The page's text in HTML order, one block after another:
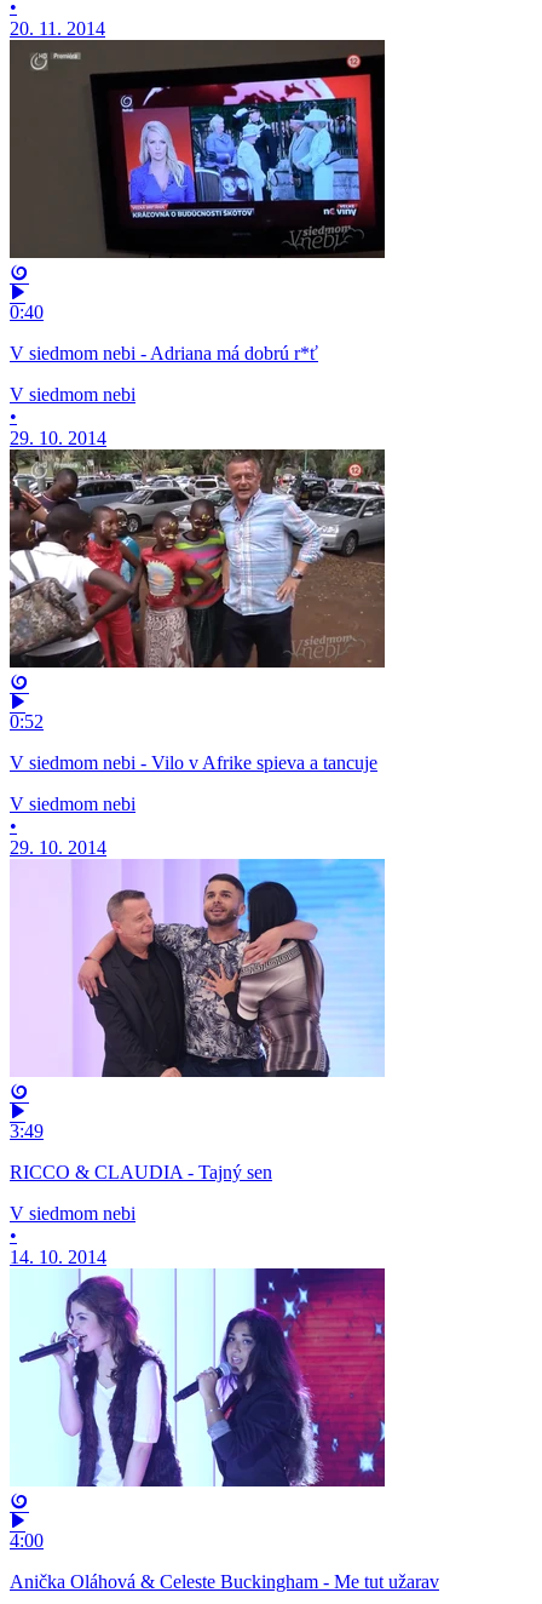
•
20. 11. 2014
0:40
V siedmom nebi - Adriana má dobrú r*ť
V siedmom nebi
•
29. 10. 2014
0:52
V siedmom nebi - Vilo v Afrike spieva a tancuje
V siedmom nebi
•
29. 10. 2014
3:49
RICCO & CLAUDIA - Tajný sen
V siedmom nebi
•
14. 10. 2014
4:00
Anička Oláhová & Celeste Buckingham - Me tut užarav